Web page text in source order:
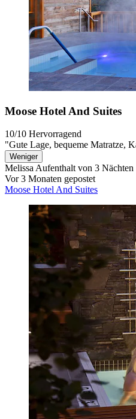
Moose Hotel And Suites
10/10 Hervorragend
"Gute Lage, bequeme Matratze,
Weniger
Melissa Aufenthalt von 3 Nächten
Vor 3 Monaten gepostet
Moose Hotel And Suites